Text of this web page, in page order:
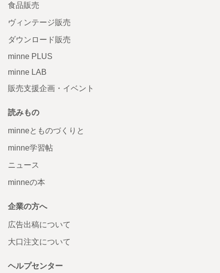
食品販売
ヴィンテージ販売
ダウンロード販売
minne PLUS
minne LAB
販売支援企画・イベント
読みもの
minneとものづくりと
minne学習帖
ニュース
minneの本
企業の方へ
広告出稿について
大口注文について
ヘルプセンター